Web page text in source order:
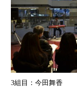
3組目：今田舞香